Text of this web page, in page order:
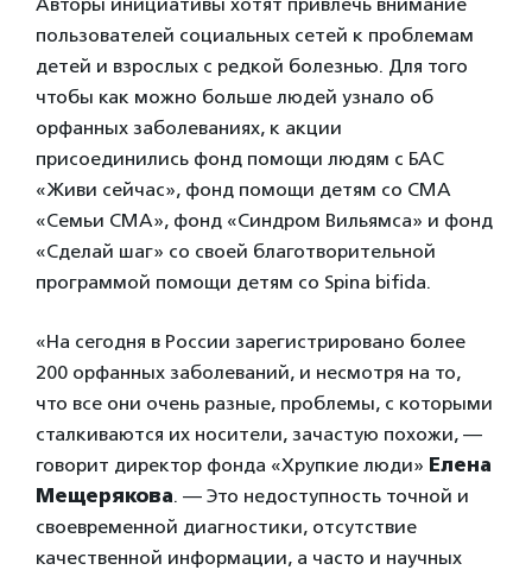
пользователей социальных сетей к проблемам
детей и взрослых с редкой болезнью. Для того
чтобы как можно больше людей узнало об
орфанных заболеваниях, к акции
присоединились фонд помощи людям с БАС
«Живи сейчас», фонд помощи детям со СМА
«Семьи СМА», фонд «Синдром Вильямса» и фонд
«Сделай шаг» со своей благотворительной
программой помощи детям со Spina bifida.
«На сегодня в России зарегистрировано более
200 орфанных заболеваний, и несмотря на то,
что все они очень разные, проблемы, с которыми
сталкиваются их носители, зачастую похожи, —
говорит директор фонда «Хрупкие люди» Елена
Мещерякова. — Это недоступность точной и
своевременной диагностики, отсутствие
качественной информации, а часто и научных